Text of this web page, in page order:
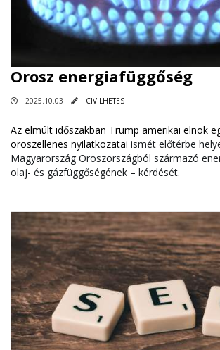
Orosz energiafüggőség
2025.10.03 CIVILHETES
Az elmúlt időszakban Trump amerikai elnök
oroszellenes nyilatkozatai ismét előtérbe
Magyarország Oroszországból származó
olaj- és gázfüggőségének – kérdését.